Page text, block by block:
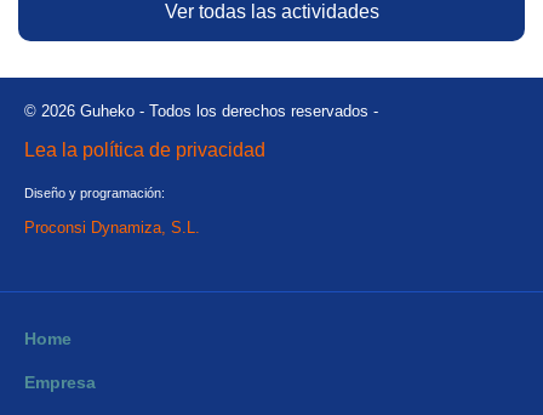
Ver todas las actividades
© 2026 Guheko - Todos los derechos reservados -
Lea la política de privacidad
Diseño y programación:
Proconsi Dynamiza, S.L.
Home
Empresa